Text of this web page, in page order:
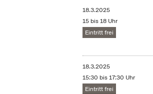
18.3.2025
15 bis 18 Uhr
Eintritt frei
18.3.2025
15:30 bis 17:30 Uhr
Eintritt frei